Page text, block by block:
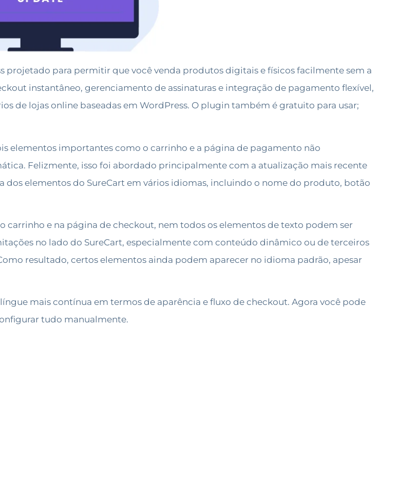
projetado para permitir que você venda produtos digitais e físicos facilmente sem a
instantâneo, gerenciamento de assinaturas e integração de pagamento flexível,
de lojas online baseadas em WordPress. O plugin também é gratuito para usar;
elementos importantes como o carrinho e a página de pagamento não
Felizmente, isso foi abordado principalmente com a atualização mais recente
elementos do SureCart em vários idiomas, incluindo o nome do produto, botão
carrinho e na página de checkout, nem todos os elementos de texto podem ser
no lado do SureCart, especialmente com conteúdo dinâmico ou de terceiros
resultado, certos elementos ainda podem aparecer no idioma padrão, apesar
mais contínua em termos de aparência e fluxo de checkout. Agora você pode
tudo manualmente.